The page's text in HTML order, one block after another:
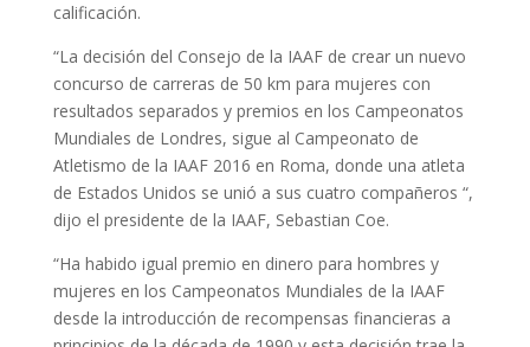
calificación.
“La decisión del Consejo de la IAAF de crear un nuevo
concurso de carreras de 50 km para mujeres con
resultados separados y premios en los Campeonatos
Mundiales de Londres, sigue al Campeonato de
Atletismo de la IAAF 2016 en Roma, donde una atleta
de Estados Unidos se unió a sus cuatro compañeros “,
dijo el presidente de la IAAF, Sebastian Coe.
“Ha habido igual premio en dinero para hombres y
mujeres en los Campeonatos Mundiales de la IAAF
desde la introducción de recompensas financieras a